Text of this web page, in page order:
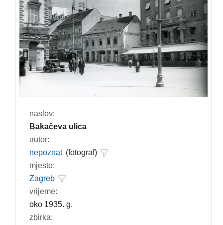
naslov:
Bakačeva ulica
autor:
nepoznat (fotograf)
mjesto:
Zagreb
vrijeme:
oko 1935. g.
zbirka: